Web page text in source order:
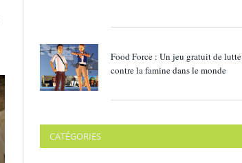
Food Force : Un jeu gratuit de lutte
contre la famine dans le monde
CATÉGORIES